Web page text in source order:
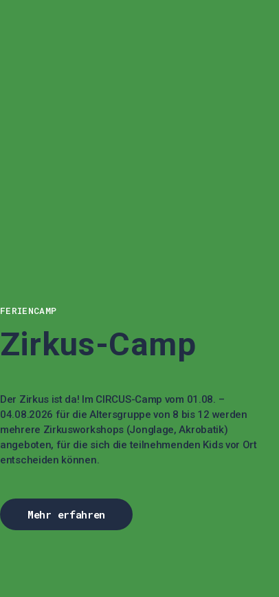
FERIENCAMP
Zirkus-Camp
Der Zirkus ist da! Im CIRCUS-Camp vom 01.08. –
04.08.2026 für die Altersgruppe von 8 bis 12 werden
mehrere Zirkusworkshops (Jonglage, Akrobatik)
angeboten, für die sich die teilnehmenden Kids vor Ort
entscheiden können.
Mehr erfahren